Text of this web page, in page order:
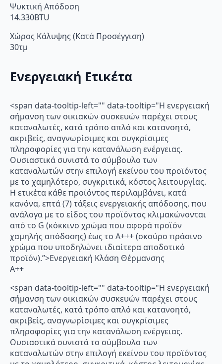
Ψυκτική Απόδοση
14.330BTU
Χώρος Κάλυψης (Κατά Προσέγγιση)
30τμ
Ενεργειακή Ετικέτα
<span data-tooltip-left="" data-tooltip="Η ενεργειακή
σήμανση των οικιακών συσκευών παρέχει στους
καταναλωτές, κατά τρόπο απλό και κατανοητό,
ακριβείς, αναγνωρίσιμες και συγκρίσιμες
πληροφορίες για την κατανάλωση ενέργειας.
Ουσιαστικά συνιστά το σύμβουλο των
καταναλωτών στην επιλογή εκείνου του προϊόντος
με το χαμηλότερο, συγκριτικά, κόστος λειτουργίας.
Η ετικέτα κάθε προϊόντος περιλαμβάνει, κατά
κανόνα, επτά (7) τάξεις ενεργειακής απόδοσης, που
ανάλογα με το είδος του προϊόντος κλιμακώνονται
από το G (κόκκινο χρώμα που αφορά προϊόν
χαμηλής απόδοσης) έως το Α+++ (σκούρο πράσινο
χρώμα που υποδηλώνει ιδιαίτερα αποδοτικό
προϊόν).”>Ενεργειακή Κλάση Θέρμανσης
A++
<span data-tooltip-left="" data-tooltip="Η ενεργειακή
σήμανση των οικιακών συσκευών παρέχει στους
καταναλωτές, κατά τρόπο απλό και κατανοητό,
ακριβείς, αναγνωρίσιμες και συγκρίσιμες
πληροφορίες για την κατανάλωση ενέργειας.
Ουσιαστικά συνιστά το σύμβουλο των
καταναλωτών στην επιλογή εκείνου του προϊόντος